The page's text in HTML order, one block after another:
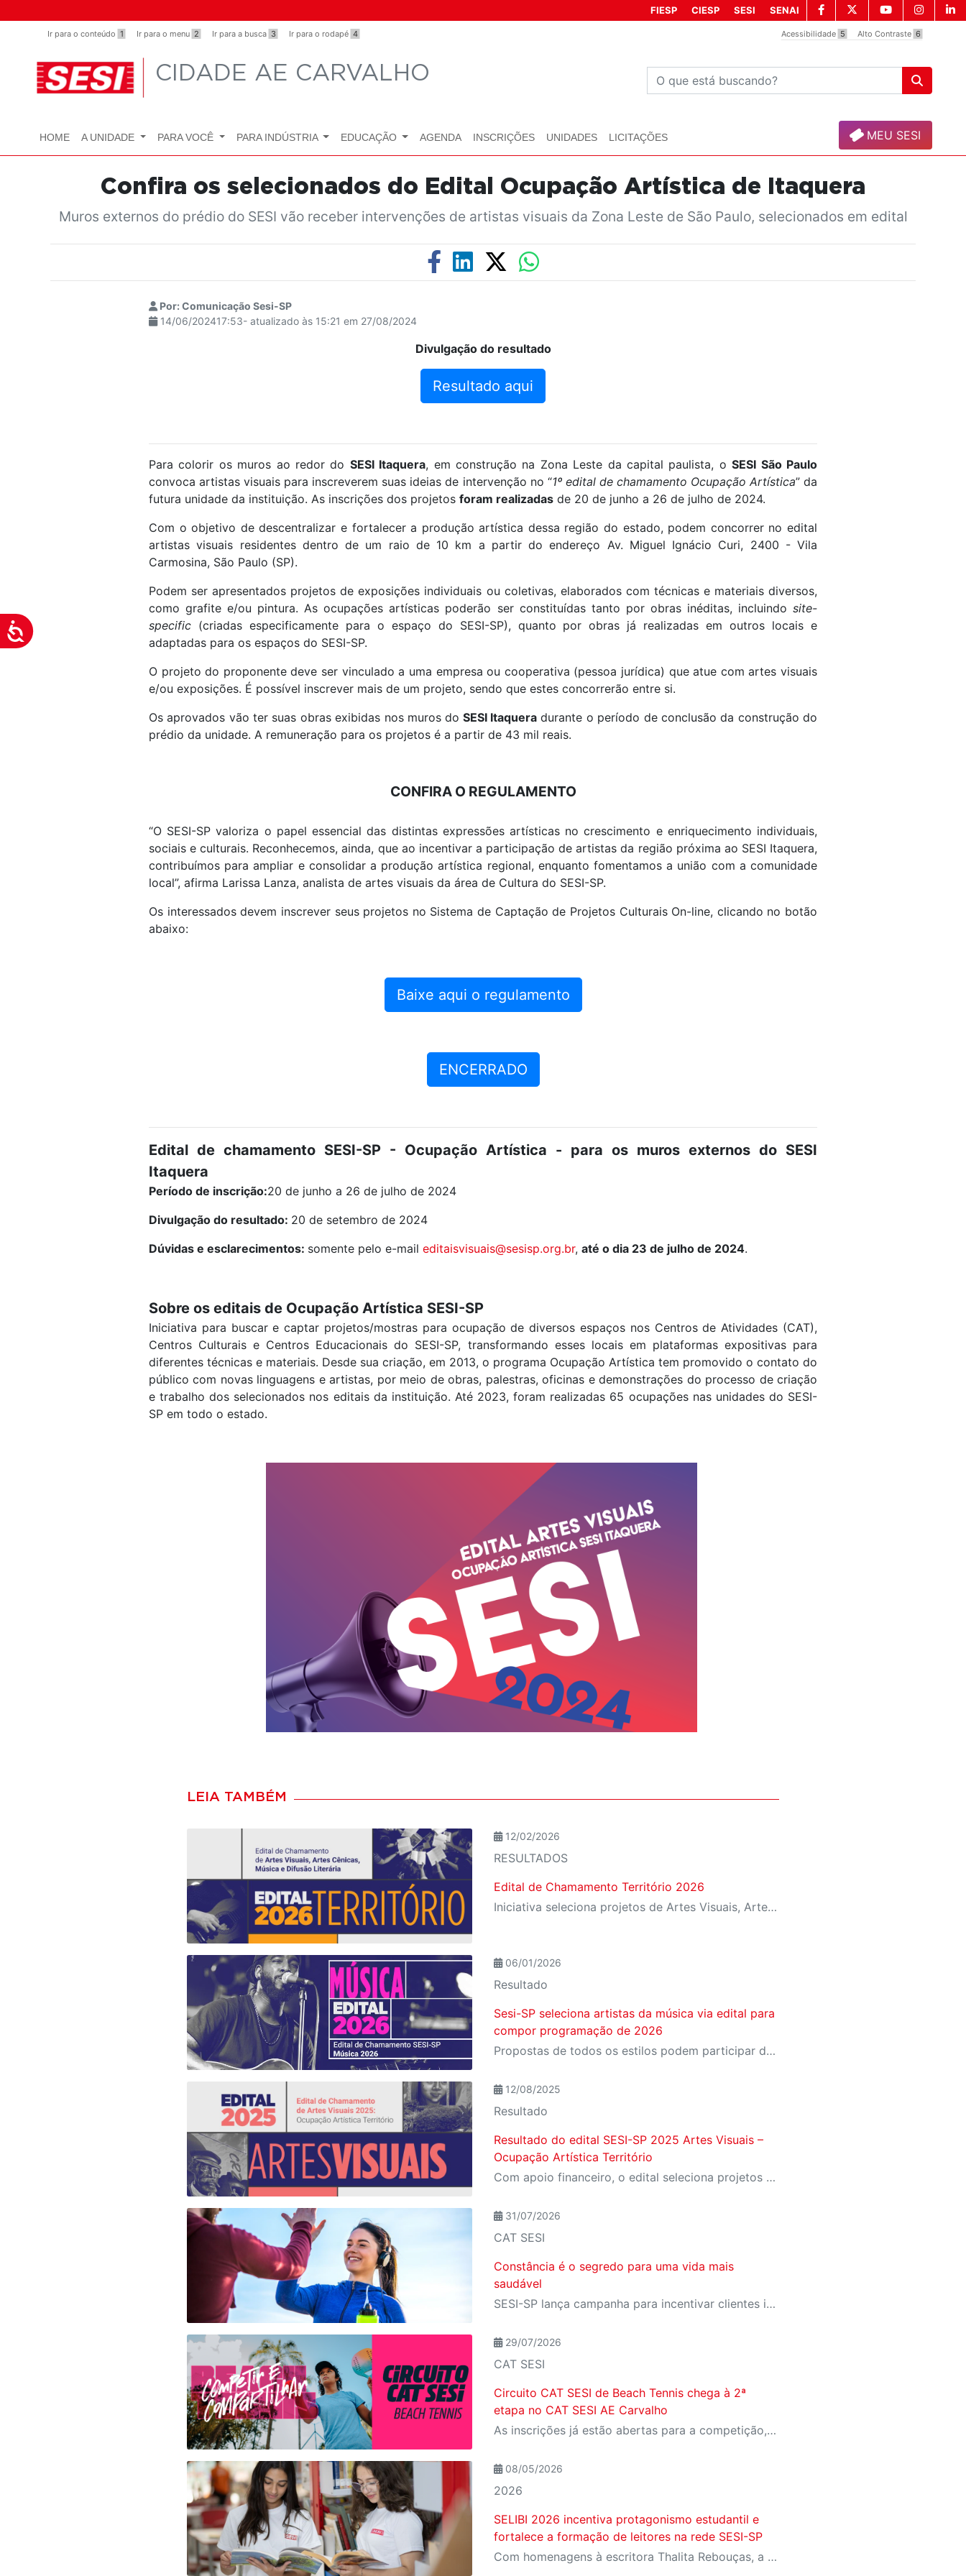
sistema
Acessibilidade
Ir para o conteúdo 1 Ir para o menu 2 Ir para a busca 3 Ir para o rodapé 4 Acessibilidade 5 Alto Contraste 6
FIESP CIESP SESI SENAI
CIDADE AE CARVALHO
HOME A UNIDADE PARA VOCÊ PARA INDÚSTRIA EDUCAÇÃO AGENDA INSCRIÇÕES UNIDADES LICITAÇÕES MEU SESI
Confira os selecionados do Edital Ocupação Artística de Itaquera
Muros externos do prédio do SESI vão receber intervenções de artistas visuais da Zona Leste de São Paulo, selecionados em edital
Por: Comunicação Sesi-SP
14/06/202417:53- atualizado às 15:21 em 27/08/2024
Divulgação do resultado
Resultado aqui
Para colorir os muros ao redor do SESI Itaquera, em construção na Zona Leste da capital paulista, oSESI São Paulo
convoca artistas visuais para inscreverem suas ideias de intervenção no “1º edital de chamamento Ocupação Artística” da
futura unidade da instituição. As inscrições dos projetos foram realizadas de 20 de junho a 26 de julho de 2024.
Com o objetivo de descentralizar e fortalecer a produção artística dessa região do estado, podem concorrer no edital
artistas visuais residentes dentro de um raio de 10 km a partir do endereço Av. Miguel Ignácio Curi, 2400 - Vila
Carmosina, São Paulo (SP).
Podem ser apresentados projetos de exposições individuais ou coletivas, elaborados com técnicas e materiais diversos,
como grafite e/ou pintura. As ocupações artísticas poderão ser constituídas tanto por obras inéditas, incluindo site-
specific (criadas especificamente para o espaço do SESI-SP), quanto por obras já realizadas em outros locais e
adaptadas para os espaços do SESI-SP.
O projeto do proponente deve ser vinculado a uma empresa ou cooperativa (pessoa jurídica) que atue com artes visuais
e/ou exposições. É possível inscrever mais de um projeto, sendo que estes concorrerão entre si.
Os aprovados vão ter suas obras exibidas nos muros do SESI Itaquera durante o período de conclusão da construção do
prédio da unidade. A remuneração para os projetos é a partir de 43 mil reais.
CONFIRA O REGULAMENTO
“O SESI-SP valoriza o papel essencial das distintas expressões artísticas no crescimento e enriquecimento individuais,
sociais e culturais. Reconhecemos, ainda, que ao incentivar a participação de artistas da região próxima ao SESI Itaquera,
contribuímos para ampliar e consolidar a produção artística regional, enquanto fomentamos a união com a comunidade
local”, afirma Larissa Lanza, analista de artes visuais da área de Cultura do SESI-SP.
Os interessados devem inscrever seus projetos no Sistema de Captação de Projetos Culturais On-line, clicando no botão
abaixo:
Baixe aqui o regulamento
ENCERRADO
Edital de chamamento SESI-SP - Ocupação Artística - para os muros externos do SESI
Itaquera
Período de inscrição:20 de junho a 26 de julho de 2024
Divulgação do resultado: 20 de setembro de 2024
Dúvidas e esclarecimentos: somente pelo e-mail editaisvisuais@sesisp.org.br, até o dia 23 de julho de 2024.
Sobre os editais de Ocupação Artística SESI-SP
Iniciativa para buscar e captar projetos/mostras para ocupação de diversos espaços nos Centros de Atividades (CAT),
Centros Culturais e Centros Educacionais do SESI-SP, transformando esses locais em plataformas expositivas para
diferentes técnicas e materiais. Desde sua criação, em 2013, o programa Ocupação Artística tem promovido o contato do
público com novas linguagens e artistas, por meio de obras, palestras, oficinas e demonstrações do processo de criação
e trabalho dos selecionados nos editais da instituição. Até 2023, foram realizadas 65 ocupações nas unidades do SESI-
SP em todo o estado.
LEIA TAMBÉM
12/02/2026
RESULTADOS
Edital de Chamamento Território 2026
Iniciativa seleciona projetos de Artes Visuais, Artes Cênicas, Música e Difusão Literária para ocupação dos espaços culturais da instituição em diferentes regiões de São Paulo
06/01/2026
Resultado
Sesi-SP seleciona artistas da música via edital para
compor programação de 2026
Propostas de todos os estilos podem participar da seleção que formará a programação musical do SESI-SP em 2026 por todo o Estado
12/08/2025
Resultado
Resultado do edital SESI-SP 2025 Artes Visuais –
Ocupação Artística Território
Com apoio financeiro, o edital seleciona projetos de ocupações artísticas para espaços de diversas unidades do SESI-SP
31/07/2026
CAT SESI
Constância é o segredo para uma vida mais
saudável
SESI-SP lança campanha para incentivar clientes inativos a retomarem a prática de atividades físicas, esporte e lazer com benefícios exclusivos
29/07/2026
CAT SESI
Circuito CAT SESI de Beach Tennis chega à 2ª
etapa no CAT SESI AE Carvalho
As inscrições já estão abertas para a competição, exclusiva para usuários com carteirinha CAT SESI, a partir de 15 anos
08/05/2026
2026
SELIBI 2026 incentiva protagonismo estudantil e
fortalece a formação de leitores na rede SESI-SP
Com homenagens à escritora Thalita Rebouças, a Semana do Livro e da Biblioteca promove criatividade, produção autoral e diferentes formas de expressão entre estudantes da Educação Infantil à EJA